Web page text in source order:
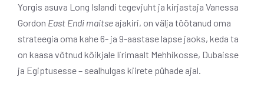
Yorgis asuva Long Islandi tegevjuht ja kirjastaja Vanessa
Gordon East Endi maitse ajakiri, on välja töötanud oma
strateegia oma kahe 6- ja 9-aastase lapse jaoks, keda ta
on kaasa võtnud kõikjale Iirimaalt Mehhikosse, Dubaisse
ja Egiptusesse – sealhulgas kiirete pühade ajal.